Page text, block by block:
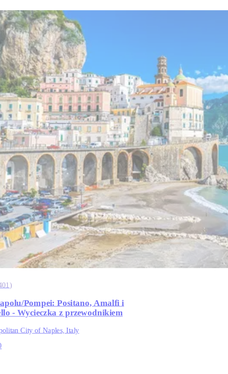
)
Pompei: Positano, Amalfi i
- Wycieczka z przewodnikiem
City of Naples, Italy